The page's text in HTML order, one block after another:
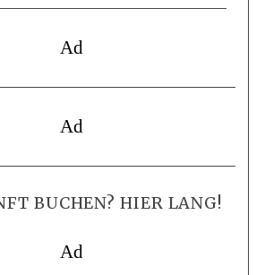
BUCHEN? HIER LANG!